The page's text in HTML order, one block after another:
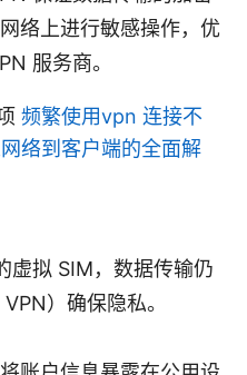
络上进行敏感操作，优
服务商。
频繁使用vpn 连接不
络到客户端的全面解
虚拟 SIM，数据传输仍
）确保隐私。